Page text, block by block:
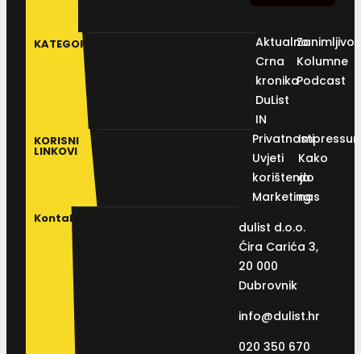
KATEGORIJE
Aktualno
Crna
kronika
DuList
IN
Kolumne
Podcast
KORISNI
LINKOVI
Privatnosti
Uvjeti
korištenja
Marketing
Kako
do
nas
Kontakt
dulist d.o.o.
Ćira Carića 3,
20 000
Dubrovnik
info@dulist.hr
020 350 670